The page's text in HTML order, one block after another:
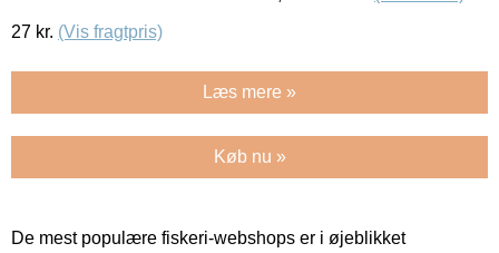
27 kr. (Vis fragtpris)
Læs mere »
Køb nu »
De mest populære fiskeri-webshops er i øjeblikket